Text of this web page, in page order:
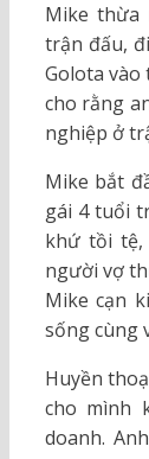
Mike thừa
trận đấu,
Golota
cho rằng
nghiệp ở
Mike bắt
gái 4 tuổi
khứ tồi tệ,
người vợ
Mike cạn
sống cùng
Huyền
cho mình
doanh.